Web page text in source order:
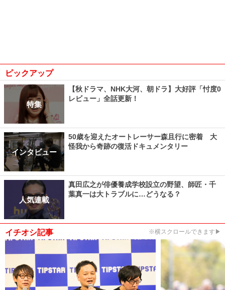
ピックアップ
特集
【秋ドラマ、NHK大河、朝ドラ】大好評「忖度0
レビュー」全話更新！
インタビュー
50歳を迎えたオートレーサー森且行に密着 大
怪我から奇跡の復活ドキュメンタリー
人気連載
真田広之が俳優養成学校設立の野望、師匠・千
葉真一は大トラブルに…どうなる？
イチオシ記事 ※横スクロールできます▶